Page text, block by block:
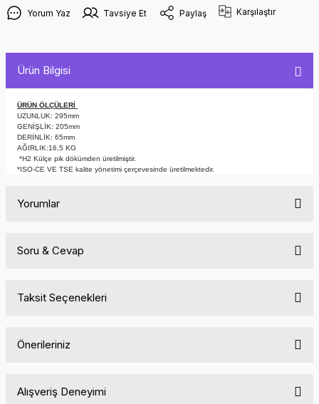
Yorum Yaz Tavsiye Et Paylaş Karşılaştır
Ürün Bilgisi
ÜRÜN ÖLÇÜLERİ
UZUNLUK: 295mm
GENİŞLİK: 205mm
DERİNLİK: 65mm
AĞIRLIK:16,5 KG
*H2 Külçe pik dökümden üretilmiştir.
*ISO-CE VE TSE kalite yönetimi çerçevesinde üretilmektedir.
Yorumlar
Soru & Cevap
Taksit Seçenekleri
Önerileriniz
konularda yetersiz gördüğünüz noktaları öneri formunu
Alışveriş Deneyimi